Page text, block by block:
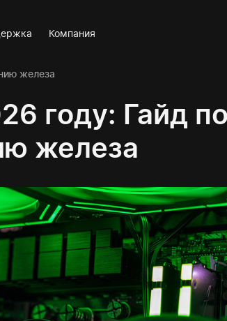
Компания
железа
году: Гайд
железа